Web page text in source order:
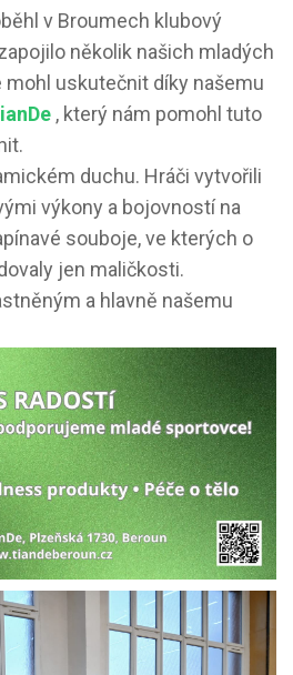
v Broumech klubový
několik našich mladých
mohl uskutečnit díky našemu
, který nám pomohl tuto
duchu. Hráči vytvořili
výkony a bojovností na
souboje, ve kterých o
jen maličkosti.
a hlavně našemu